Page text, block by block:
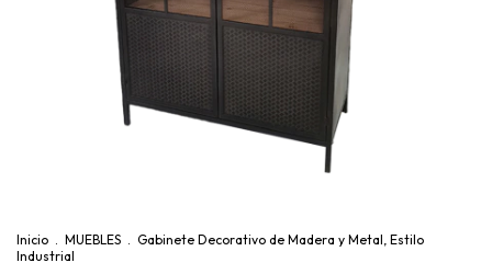
Inicio . MUEBLES . Gabinete Decorativo de Madera y Metal, Estilo
Industrial